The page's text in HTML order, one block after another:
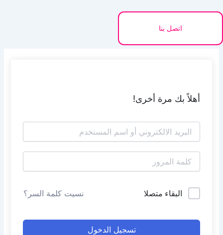
اتصل بنا
أهلاً بك مرة أخرى!
البقاء متصلا نسيت كلمة السر؟
تسجيل الدخول